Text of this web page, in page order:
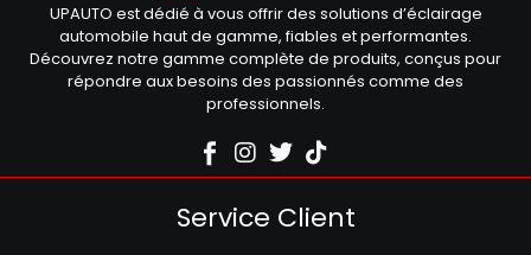
UPAUTO est dédié à vous offrir des solutions d’éclairage
automobile haut de gamme, fiables et performantes.
Découvrez notre gamme complète de produits, conçus pour
répondre aux besoins des passionnés comme des
professionnels.
Service Client